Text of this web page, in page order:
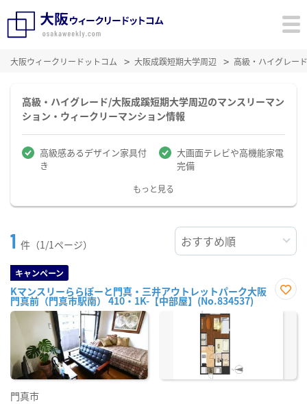
大阪ウィークリードットコム 大阪成蹊短期大学周辺 高級・ハイグレー
高級・ハイグレード/大阪成蹊短期大学周辺のマンスリーマン
ション・ウィークリーマンション情報
高級感あるデザイン家具付
き
大画面テレビや高機能家電
完備
もっと見る
1 件（1/1ページ）
キャンペーン
Kマンスリーららぽーと門真・三井アウトレットパーク大阪
門真前（門真市駅南） 410・1K-【中部屋】(No.834537)
に入
門真市